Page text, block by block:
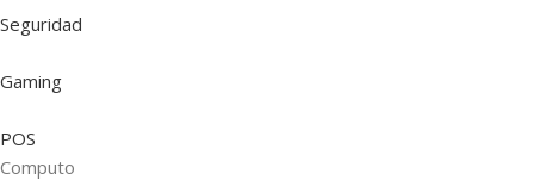
Seguridad
Gaming
POS
Computo